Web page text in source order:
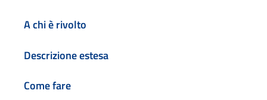
A chi è rivolto
Descrizione estesa
Come fare